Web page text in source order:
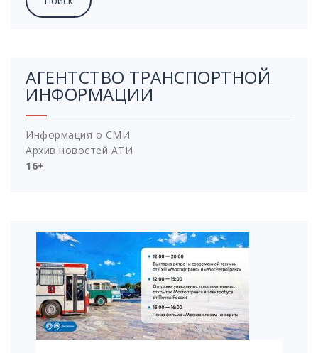
АГЕНТСТВО ТРАНСПОРТНОЙ
ИНФОРМАЦИИ
Информация о СМИ
Архив новостей АТИ
16+